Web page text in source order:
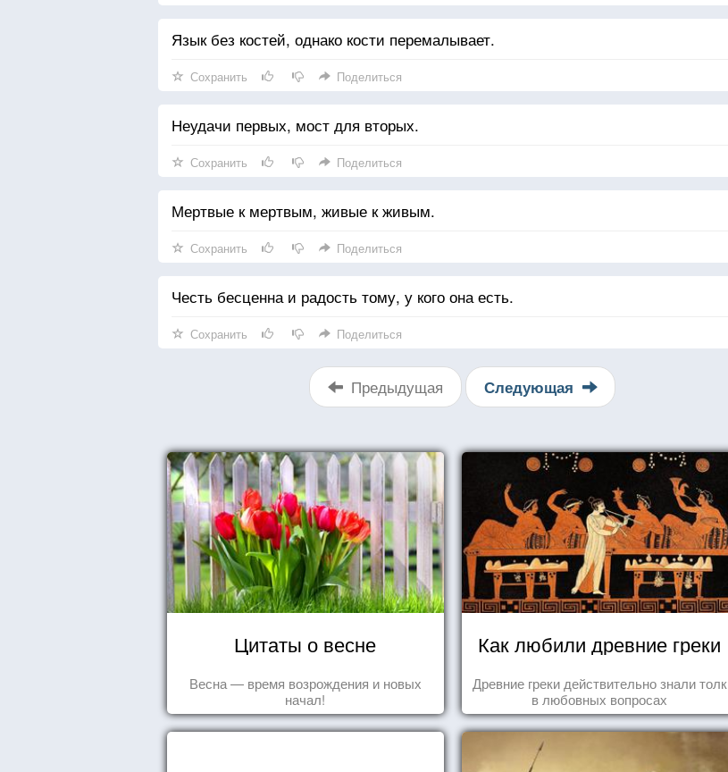
Язык без костей, однако кости перемалывает.
Сохранить Поделиться
Неудачи первых, мост для вторых.
Сохранить Поделиться
Мертвые к мертвым, живые к живым.
Сохранить Поделиться
Честь бесценна и радость тому, у кого она есть.
Сохранить Поделиться
Предыдущая Следующая
Цитаты о весне
Весна — время возрождения и новых
начал!
Как любили древние греки
Древние греки действительно знали толк
в любовных вопросах